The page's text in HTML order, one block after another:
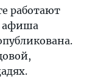
работают
афиша